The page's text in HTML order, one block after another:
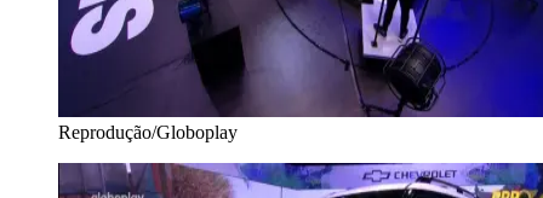
Reprodução/Globoplay